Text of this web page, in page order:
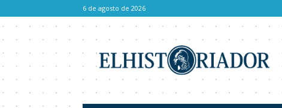
6 de agosto de 2026
Historiador